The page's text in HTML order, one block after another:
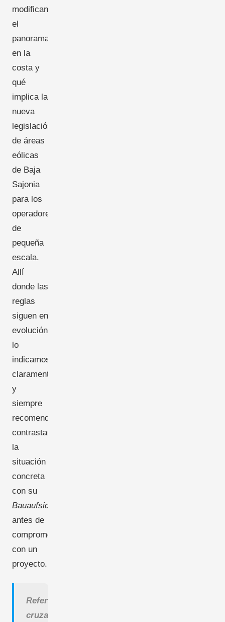
modifican
el
panorama
en la
costa y
qué
implica la
nueva
legislación
de áreas
eólicas
de Baja
Sajonia
para los
operadores
de
pequeña
escala.
Allí
donde las
reglas
siguen en
evolución,
lo
indicamos
claramente,
y
siempre
recomendamos
contrastar
la
situación
concreta
con su
Bauaufsichtsbehörde
antes de
comprometerse
con un
proyecto.
Referencia
cruzada: